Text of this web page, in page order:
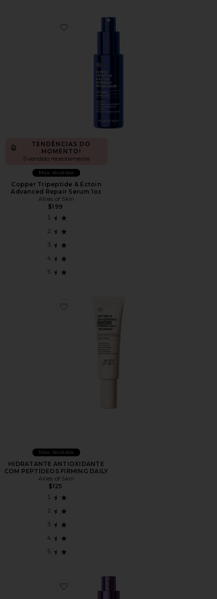
Favorite Copper Tripeptide & Ectoin Advanced Repair
TENDÊNCIAS DO
MOMENTO!
5 vendido recentemente
Mais Vendidos
Copper Tripeptide & Ectoin
Advanced Repair Serum 1oz
Allies of Skin
$199
Favorite HIDRATANTE ANTIOXIDANTE COM
Mais Vendidos
HIDRATANTE ANTIOXIDANTE
COM PEPTÍDEOS FIRMING DAILY
Allies of Skin
$125
Favorite Azelaic & Kojic Advanced Clarifying Serum 1oz